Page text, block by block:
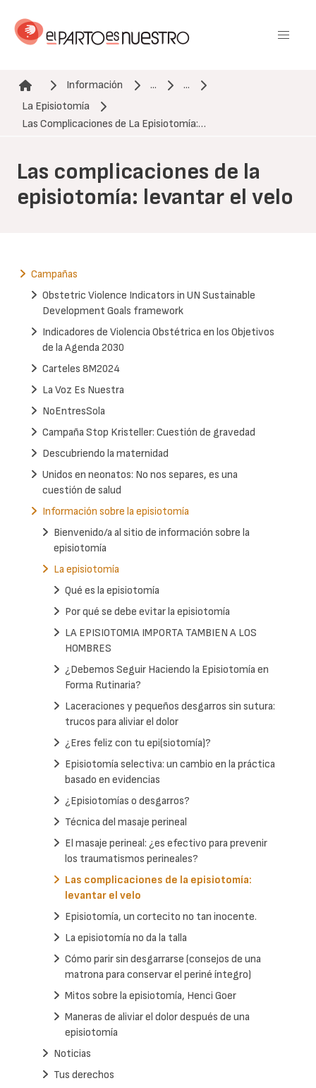
contenido
Ruta de navegación
Información ...
...
La Episiotomía
Las Complicaciones de La Episiotomía:…
Las complicaciones de la
episiotomía: levantar el velo
Campañas
Obstetric Violence Indicators in UN Sustainable
Development Goals framework
Indicadores de Violencia Obstétrica en los Objetivos
de la Agenda 2030
Carteles 8M2024
La Voz Es Nuestra
NoEntresSola
Campaña Stop Kristeller: Cuestión de gravedad
Descubriendo la maternidad
Unidos en neonatos: No nos separes, es una
cuestión de salud
Información sobre la episiotomía
Bienvenido/a al sitio de información sobre la
episiotomía
La episiotomía
Qué es la episiotomía
Por qué se debe evitar la episiotomía
LA EPISIOTOMIA IMPORTA TAMBIEN A LOS
HOMBRES
¿Debemos Seguir Haciendo la Episiotomía en
Forma Rutinaria?
Laceraciones y pequeños desgarros sin sutura:
trucos para aliviar el dolor
¿Eres feliz con tu epi(siotomía)?
Episiotomía selectiva: un cambio en la práctica
basado en evidencias
¿Episiotomías o desgarros?
Técnica del masaje perineal
El masaje perineal: ¿es efectivo para prevenir
los traumatismos perineales?
Las complicaciones de la episiotomía:
levantar el velo
Episiotomía, un cortecito no tan inocente.
La episiotomía no da la talla
Cómo parir sin desgarrarse (consejos de una
matrona para conservar el periné íntegro)
Mitos sobre la episiotomía, Henci Goer
Maneras de aliviar el dolor después de una
episiotomía
Noticias
Tus derechos